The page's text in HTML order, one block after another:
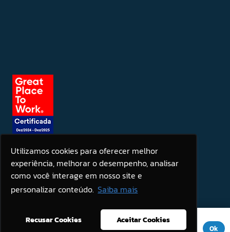
Utilizamos cookies para oferecer melhor
experiência, melhorar o desempenho, analisar
como você interage em nosso site e
personalizar conteúdo. Saiba mais
Recusar Cookies Aceitar Cookies
Seja um patrocinador
Este site usa cookies para melhorar sua experiência. Se você
continuar a usar este site, você concorda com ele.Aviso de Ok